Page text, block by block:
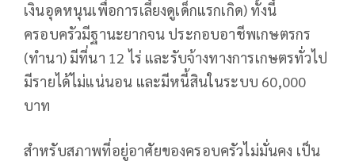
เงินอุดหนุนเพื่อการเลี้ยงดูเด็กแรกเกิด) ทั้งนี้
ครอบครัวมีฐานะยากจน ประกอบอาชีพเกษตรกร
(ทำนา) มีที่นา 12 ไร่ และรับจ้างทางการเกษตรทั่วไป
มีรายได้ไม่แน่นอน และมีหนี้สินในระบบ 60,000
บาท
สำหรับสภาพที่อยู่อาศัยของครอบครัวไม่มั่นคง เป็น